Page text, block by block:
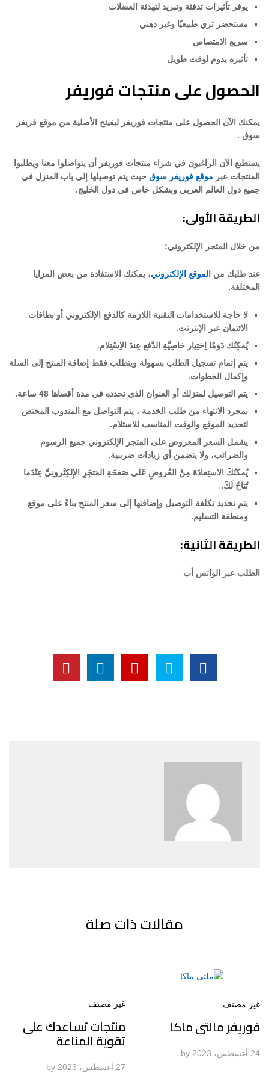
يوفر تأثيرات تدفئة وتبريد لتهدئة العضلات
مستحضر ثري طبيعيًا وغير دهني
سريع الامتصاص
تأثيره يدوم لوقت طويل
الحصول على منتجات فوريفر
يمكنك الآن الحصول على منتجات فوريفر ليفينج الأصلية من موقع فريفر
سوق .
يستطيع الآن الراغبون في شراء منتجات فوريفر أن يتواصلوا معنا ويطلبوا
المنتجات عبر موقع فوريفر سوق حيث يتم توصيلها إلى باب المنزل في
جميع دول العالم العربي وبشكل خاص في دول الخليج.
الطريقة الأولى:
من خلال المتجر الإلكتروني:
عند طلبك من الموقع الإلكتروني، يمكنك الاستفادة من بعض المزايا
المختلفة.
لا حاجة للاستخدامات التقنية اللازمة كالدفع الإلكتروني أو بطاقات
الائتمان عبر الإنترنت.
يُمكِنُك دَومًا اِختِيار خاصِيَّةِ الدَّفع عِندَ الاِسْتِلام.
يتم إتمام تسجيل الطلب بسهولة ويتطلب فقط إضافة المنتج إلى السلة
وإكمال الخطوات.
يتم التوصيل لمنزلك أو العنوان الذي تحدده في مدة أقصاها 48 ساعة.
بمجرد الانتهاء من طلب الخدمة ، يتم التواصل مع المندوب المختص
لتحديد الموقع والوقت المناسب للاستلام.
يشمل السعر المعروض على المتجر الإلكتروني جميع الرسوم
والضرائب، ولا يتضمن أي زيادات ضريبية.
يُمكنُكَ الاستِفادَةَ مِنْ العُروضِ عَلى صَفحَةِ المَتجَرِ الإِلكِتْرونِيِّ عِنْدَما
تُتاحُ لَكَ.
يتم تحديد تكلفة التوصيل وإضافتها إلى سعر المنتج بناءً على موقع
ومنطقة التسليم.
الطريقة الثانية:
الطلب عبر الواتس أب
مقالات ذات صلة
غير مصنف
منتجات تساعدك على
تقوية المناعة
27 أغسطس، 2023
غير مصنف
فوريفر مالتى ماكا
24 أغسطس، 2023